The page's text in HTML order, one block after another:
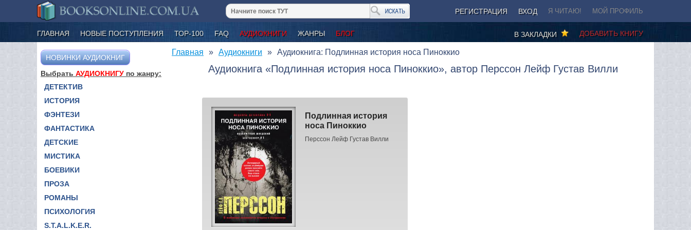
РЕГИСТРАЦИЯ ВХОД Я ЧИТАЮ! МОЙ ПРОФИЛЬ
ГЛАВНАЯ НОВЫЕ ПОСТУПЛЕНИЯ ТОР-100 FAQ АУДИОКНИГИ ЖАНРЫ БЛОГ ДОБАВИТЬ КНИГУ
В ЗАКЛАДКИ
НОВИНКИ АУДИОКНИГ
Выбрать АУДИОКНИГУ по жанру:
ДЕТЕКТИВ
ИСТОРИЯ
ФЭНТЕЗИ
ФАНТАСТИКА
ДЕТСКИЕ
МИСТИКА
БОЕВИКИ
ПРОЗА
РОМАНЫ
ПСИХОЛОГИЯ
S.T.A.L.K.E.R.
Главная Аудиокниги Аудиокнига: Подлинная история носа Пиноккио
Аудиокнига «Подлинная история носа Пиноккио», автор Перссон Лейф Густав Вилли
Подлинная история
носа Пиноккио
Перссон Лейф Густав Вилли